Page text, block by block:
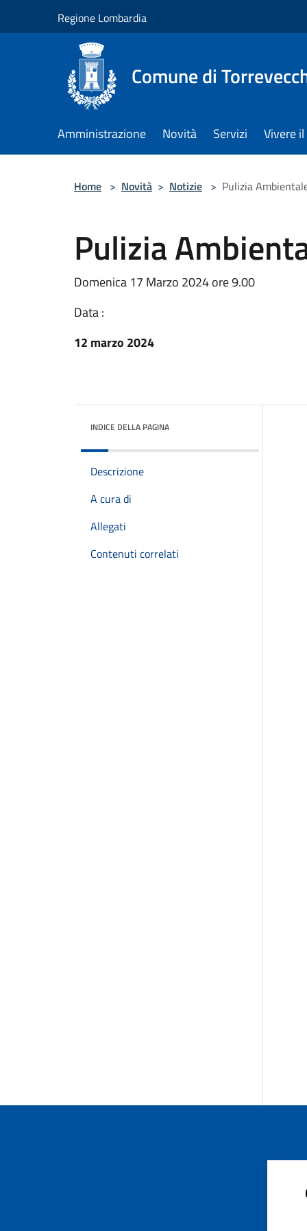
Regione Lombardia
Comune di
Amministrazione Novità Servizi Vivere
Home > Novità > Notizie > Pulizia
Pulizia
Domenica 17 Marzo 2024 ore 9.00
Data :
12 marzo 2024
INDICE DELLA PAGINA
Descrizione
A cura di
Allegati
Contenuti correlati